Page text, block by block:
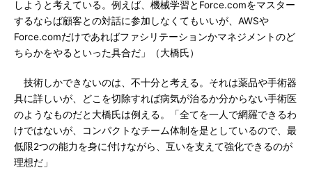
しようと考えている。例えば、機械学習とForce.comをマスター
するならば顧客との対話に参加しなくてもいいが、AWSや
Force.comだけであればファシリテーションかマネジメントのど
ちらかをやるといった具合だ」（大橋氏）
技術しかできないのは、不十分と考える。それは薬品や手術器
具に詳しいが、どこを切除すれば病気が治るか分からない手術医
のようなものだと大橋氏は例える。「全てを一人で網羅できるわ
けではないが、コンパクトなチーム体制を是としているので、最
低限2つの能力を身に付けながら、互いを支えて強化できるのが
理想だ」